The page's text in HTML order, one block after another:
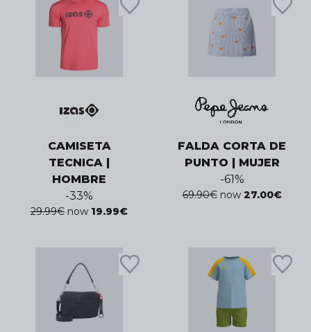
CAMISETA
TECNICA |
HOMBRE
-33%
29.99€ now 19.99€
FALDA CORTA DE
PUNTO | MUJER
-61%
69.90€ now 27.00€